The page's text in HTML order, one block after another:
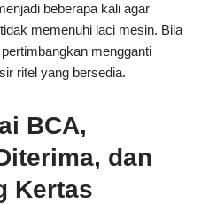
beberapa kali agar
memenuhi laci mesin. Bila
mengganti
ritel yang bersedia.
BCA,
dan
Kertas